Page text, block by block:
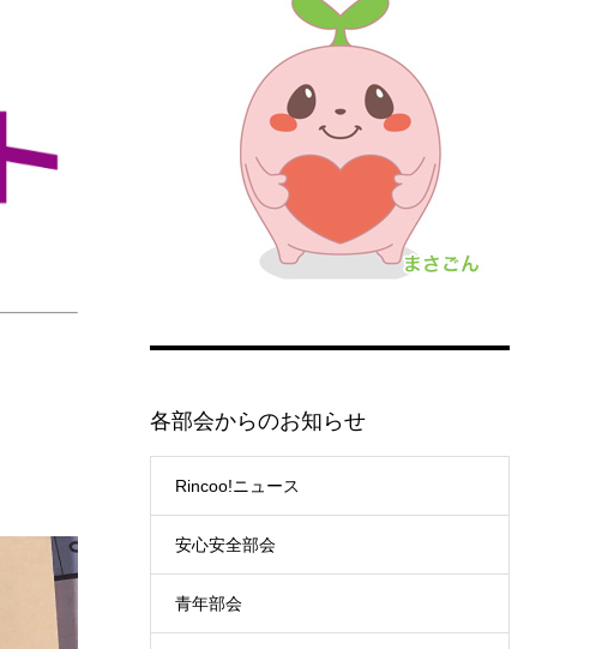
各部会からのお知らせ
Rincoo!ニュース
安心安全部会
青年部会